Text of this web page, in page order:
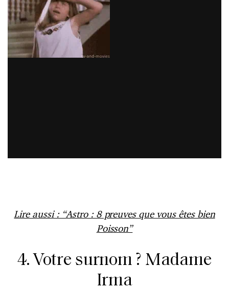
Lire aussi : “Astro : 8 preuves que vous êtes bien
Poisson”
4. Votre surnom ? Madame
Irma